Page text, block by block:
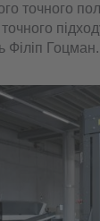
точного
Філіп Гоцман.